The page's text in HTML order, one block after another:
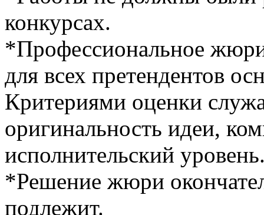
конкурсах.
*Профессиональное
для всех претендентов
Критериями оценки
оригинальность идеи,
исполнительский
*Решение жюри
подлежит.